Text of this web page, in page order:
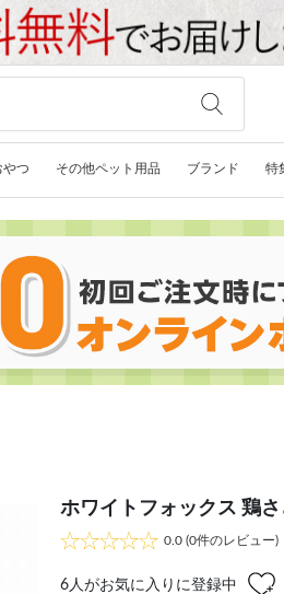
やつ その他ペット用品 ブランド 特
ホワイトフォックス 鶏
0.0 (0件のレビュー)
6人がお気に入りに登録中